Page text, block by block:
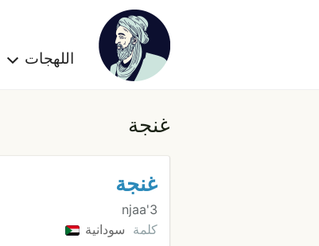
اللهجات
غنجة
غنجة
3'njaa
كلمة سودانية